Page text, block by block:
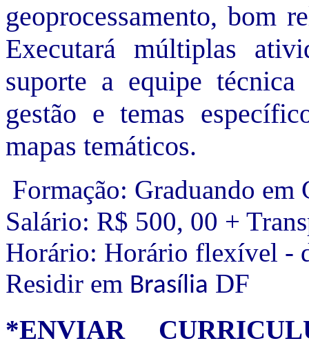
geoprocessamento, bom
Executará múltiplas
suporte a equipe
gestão e temas
mapas temáticos.
Formação: Graduando em
Salário: R$ 500, 00 +
Horário: Horário flexível -
Residir em Brasília DF
*ENVIAR